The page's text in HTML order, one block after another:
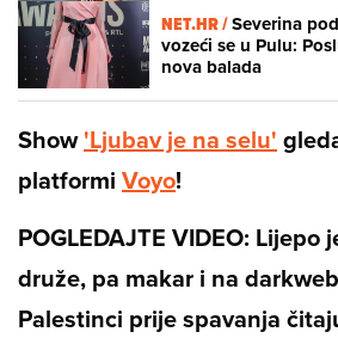
NET.HR /Severina
vozeći se u Pulu:
nova balada
Show'Ljubav je na selu'
platformi Voyo!
POGLEDAJTE VIDEO: Lijepo
druže, pa makar i na
Palestinci prije spavanja